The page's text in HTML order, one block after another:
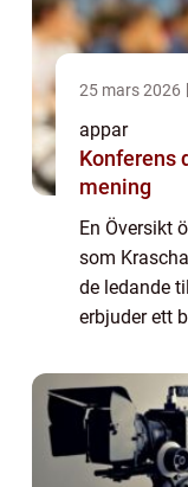
25 mars 2026
appar
Konferens dalarna när
mening
En Översikt
som
de ledande
erbjuder ett
uppleva